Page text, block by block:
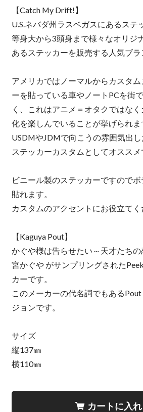
【Catch My Drift!】
U.S.ネバダ州ラスベガスにあるステ
等身大から3頭身まで様々なオリジ
あるステッカーを販売する人気ブラ
アメリカではノーマルからカスタ
ーを貼っている車やノートPCを街
く、これはアニメ＝オタクではな
化を楽しんでいることが挙げられま
USDMやJDMで向こうの雰囲気出し
ステッカーカスタムとしてオススメ
ビニール製のステッカーですので
貼れます。
カスタムのアクセントにお役立てく
【Kaguya Pout】
かぐや様は告らせたい～天才たちの
宮かぐや がサンプリングされた
カーです。
このメーカーの代名詞でもある
ジョンです。
サイズ
縦137㎜
横110㎜
カートに入